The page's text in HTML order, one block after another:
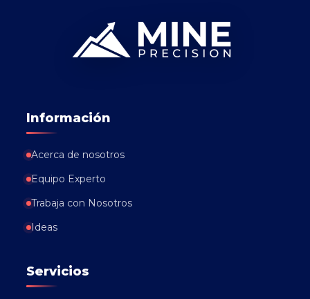
Información
Acerca de nosotros
Equipo Experto
Trabaja con Nosotros
Ideas
Servicios